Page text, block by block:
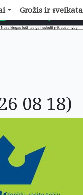
Grožis ir sveikata
08 18)